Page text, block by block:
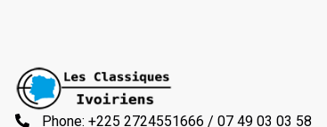
Phone: +225 2724551666 / 07 49 03 03 58